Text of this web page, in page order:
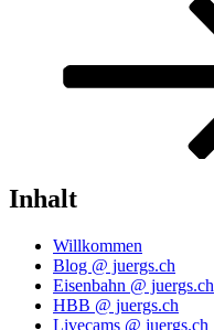
Inhalt
Willkommen
Blog @ juergs.ch
Eisenbahn @ juergs.ch
HBB @ juergs.ch
Livecams @ juergs.ch